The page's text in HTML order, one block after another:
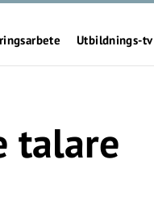
Utbildnings-tv
talare